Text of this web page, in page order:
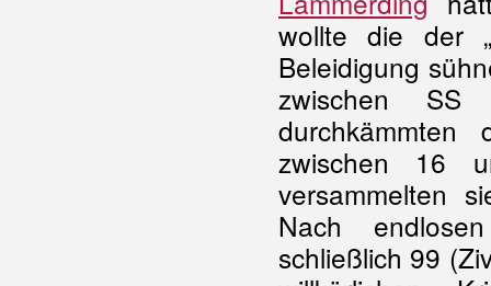
wollte die der
Beleidigung
zwischen SS
zwischen 16
versammelten
Nach
schließlich 99